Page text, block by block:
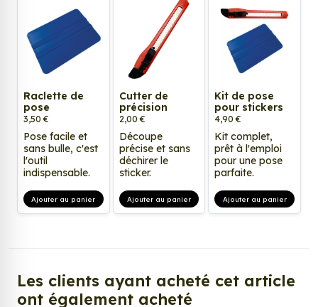
Raclette de
pose
3,50 €
Pose facile et
sans bulle, c'est
l'outil
indispensable.
Ajouter au panier
Cutter de
précision
2,00 €
Découpe
précise et sans
déchirer le
sticker.
Ajouter au panier
Kit de pose
pour stickers
4,90 €
Kit complet,
prêt à l'emploi
pour une pose
parfaite.
Ajouter au panier
Les clients ayant acheté cet article
ont également acheté